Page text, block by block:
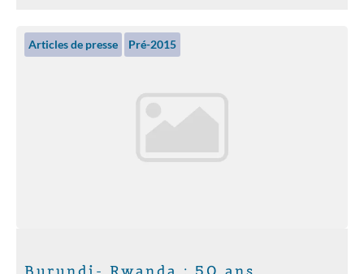
Articles de presse Pré-2015